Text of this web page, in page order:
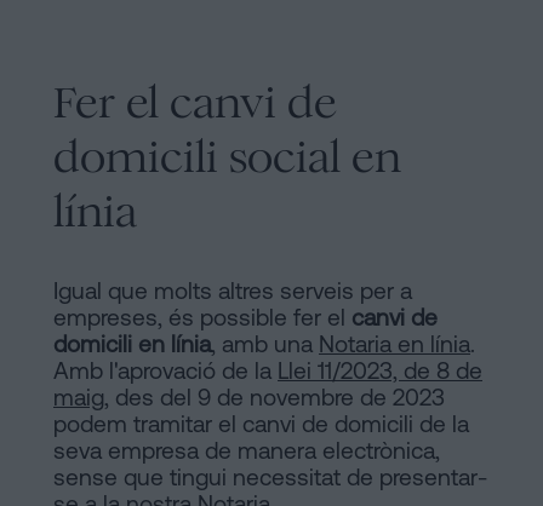
Fer el canvi de
domicili social en
línia
Igual que molts altres serveis per a
empreses, és possible fer el canvi de
domicili en línia, amb una Notaria en línia.
Amb l'aprovació de la Llei 11/2023, de 8 de
maig, des del 9 de novembre de 2023
podem tramitar el canvi de domicili de la
seva empresa de manera electrònica,
sense que tingui necessitat de presentar-